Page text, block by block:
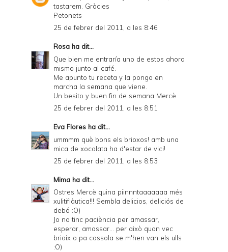
tastarem. Gràcies
Petonets
25 de febrer del 2011, a les 8:46
Rosa ha dit...
Que bien me entraría uno de estos ahora
mismo junto al café.
Me apunto tu receta y la pongo en
marcha la semana que viene.
Un besito y buen fin de semana Mercè
25 de febrer del 2011, a les 8:51
Eva Flores ha dit...
ummmm què bons els brioxos! amb una
mica de xocolata ha d'estar de vici!
25 de febrer del 2011, a les 8:53
Mima ha dit...
Ostres Mercè quina piinnntaaaaaaa més
xulitiflàutica!!! Sembla delicios, deliciós de
debó :O)
Jo no tinc paciència per amassar,
esperar, amassar... per això quan vec
brioix o pa cassola se m'hen van els ulls
:O)